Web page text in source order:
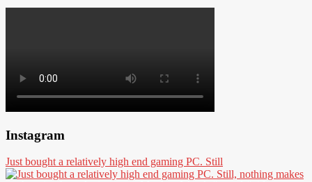
Instagram
Just bought a relatively high end gaming PC. Still